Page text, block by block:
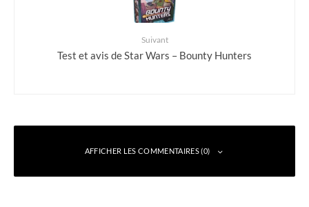
Suivant
Test et avis de Star Wars – Bounty Hunters
AFFICHER LES COMMENTAIRES (0)